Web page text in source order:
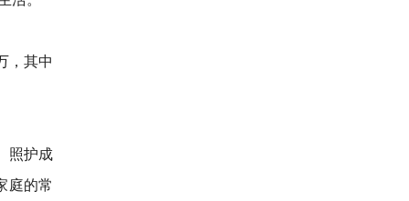
，其中
照护成
庭的常